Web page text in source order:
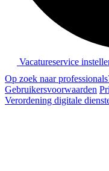
Vacatureservice
Op zoek naar
Gebruikersvoorwaarden
Verordening digitale